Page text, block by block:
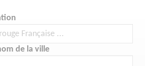
de la ville